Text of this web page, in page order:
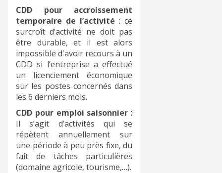
CDD pour accroissement
temporaire de l’activité : ce
surcroît d’activité ne doit pas
être durable, et il est alors
impossible d'avoir recours à un
CDD si l’entreprise a effectué
un licenciement économique
sur les postes concernés dans
les 6 derniers mois.
CDD pour emploi saisonnier:
Il s’agit d’activités qui se
répètent annuellement sur
une période à peu près fixe, du
fait de tâches particulières
(domaine agricole, tourisme,…).